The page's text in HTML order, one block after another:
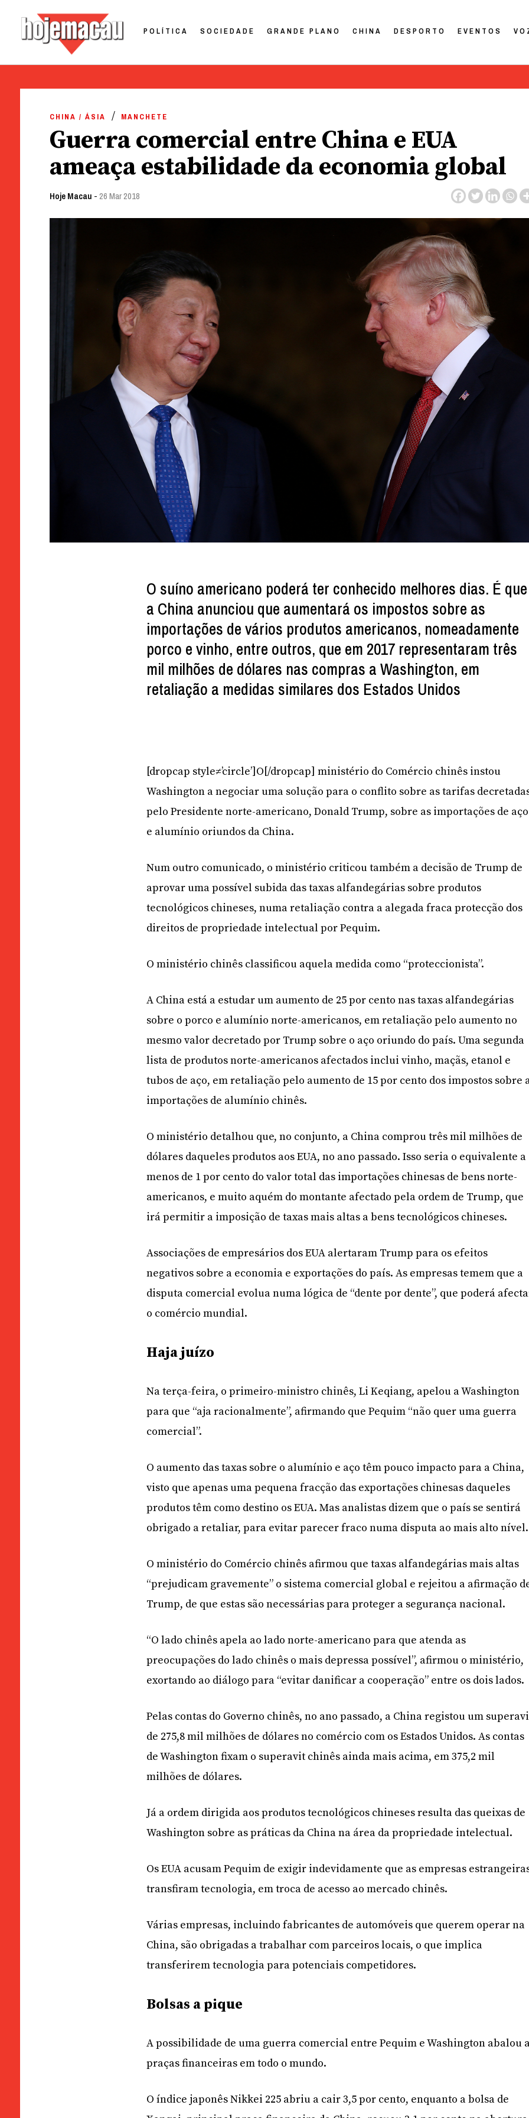
POLÍTICA SOCIEDADE GRANDE PLANO CHINA DESPORTO EVENTOS
CHINA / ÁSIA MANCHETE
Guerra comercial entre China e EUA
ameaça estabilidade da economia global
Hoje Macau - 26 Mar 2018
O suíno americano poderá ter conhecido melhores dias. É que
a China anunciou que aumentará os impostos sobre as
importações de vários produtos americanos, nomeadamente
porco e vinho, entre outros, que em 2017 representaram três
mil milhões de dólares nas compras a Washington, em
retaliação a medidas similares dos Estados Unidos
[dropcap style≠’circle’]O[/dropcap] ministério do Comércio chinês instou
Washington a negociar uma solução para o conflito sobre as tarifas
pelo Presidente norte-americano, Donald Trump, sobre as importações de aço
e alumínio oriundos da China.
Num outro comunicado, o ministério criticou também a decisão de Trump de
aprovar uma possível subida das taxas alfandegárias sobre produtos
tecnológicos chineses, numa retaliação contra a alegada fraca protecção dos
direitos de propriedade intelectual por Pequim.
O ministério chinês classificou aquela medida como “proteccionista”.
A China está a estudar um aumento de 25 por cento nas taxas alfandegárias
sobre o porco e alumínio norte-americanos, em retaliação pelo aumento no
mesmo valor decretado por Trump sobre o aço oriundo do país. Uma segunda
lista de produtos norte-americanos afectados inclui vinho, maçãs, etanol e
tubos de aço, em retaliação pelo aumento de 15 por cento dos impostos sobre
importações de alumínio chinês.
O ministério detalhou que, no conjunto, a China comprou três mil milhões de
dólares daqueles produtos aos EUA, no ano passado. Isso seria o equivalente a
menos de 1 por cento do valor total das importações chinesas de bens norte-
americanos, e muito aquém do montante afectado pela ordem de Trump, que
irá permitir a imposição de taxas mais altas a bens tecnológicos chineses.
Associações de empresários dos EUA alertaram Trump para os efeitos
negativos sobre a economia e exportações do país. As empresas temem que a
disputa comercial evolua numa lógica de “dente por dente”, que poderá
o comércio mundial.
Haja juízo
Na terça-feira, o primeiro-ministro chinês, Li Keqiang, apelou a Washington
para que “aja racionalmente”, afirmando que Pequim “não quer uma guerra
comercial”.
O aumento das taxas sobre o alumínio e aço têm pouco impacto para a China,
visto que apenas uma pequena fracção das exportações chinesas daqueles
produtos têm como destino os EUA. Mas analistas dizem que o país se sentirá
obrigado a retaliar, para evitar parecer fraco numa disputa ao mais alto nível.
O ministério do Comércio chinês afirmou que taxas alfandegárias mais altas
“prejudicam gravemente” o sistema comercial global e rejeitou a afirmação
Trump, de que estas são necessárias para proteger a segurança nacional.
“O lado chinês apela ao lado norte-americano para que atenda as
preocupações do lado chinês o mais depressa possível”, afirmou o ministério,
exortando ao diálogo para “evitar danificar a cooperação” entre os dois lados.
Pelas contas do Governo chinês, no ano passado, a China registou um
de 275,8 mil milhões de dólares no comércio com os Estados Unidos. As contas
de Washington fixam o superavit chinês ainda mais acima, em 375,2 mil
milhões de dólares.
Já a ordem dirigida aos produtos tecnológicos chineses resulta das queixas de
Washington sobre as práticas da China na área da propriedade intelectual.
Os EUA acusam Pequim de exigir indevidamente que as empresas
transfiram tecnologia, em troca de acesso ao mercado chinês.
Várias empresas, incluindo fabricantes de automóveis que querem operar na
China, são obrigadas a trabalhar com parceiros locais, o que implica
transferirem tecnologia para potenciais competidores.
Bolsas a pique
A possibilidade de uma guerra comercial entre Pequim e Washington abalou
praças financeiras em todo o mundo.
O índice japonês Nikkei 225 abriu a cair 3,5 por cento, enquanto a bolsa de